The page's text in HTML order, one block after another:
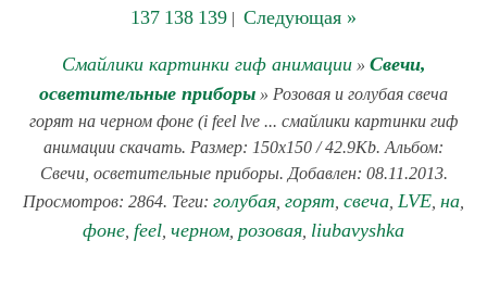
137 138 139 | Следующая »
Смайлики картинки гиф анимации» Свечи,
осветительные приборы » Розовая и голубая свеча
горят на черном фоне (i feel lve ... смайлики картинки гиф
анимации скачать. Размер: 150x150 / 42.9Kb. Альбом:
Свечи, осветительные приборы. Добавлен: 08.11.2013.
Просмотров: 2864. Теги: голубая горят свеча LVE на
фоне feel черном розовая liubavyshka